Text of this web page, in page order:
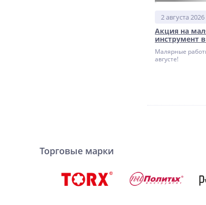
2 августа 2026
Акция на
инструмент в
Малярные
августе!
Торговые марки